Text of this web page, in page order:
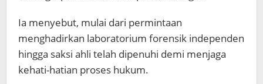
Ia menyebut, mulai dari permintaan
menghadirkan laboratorium forensik independen
hingga saksi ahli telah dipenuhi demi menjaga
kehati-hatian proses hukum.